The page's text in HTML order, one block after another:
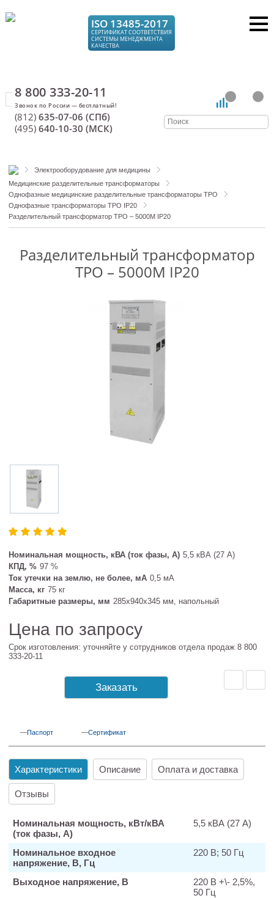
ISO 13485-2017
СЕРТИФИКАТ СООТВЕТСТВИЯ
СИСТЕМЫ МЕНЕДЖМЕНТА
КАЧЕСТВА
8 800 333-20-11
(812) 635-07-06 (СПб)
(495) 640-10-30 (МСК)
Электрооборудование для медицины
Медицинские разделительные трансформаторы
Однофазные медицинские разделительные трансформаторы ТРО
Однофазные трансформаторы ТРО IP20
Разделительный трансформатор ТРО – 5000М IP20
Разделительный трансформатор
ТРО – 5000М IP20
Номинальная мощность, кВА (ток фазы, А) 5,5 кВА (27 А)
КПД, % 97 %
Ток утечки на землю, не более, мА 0,5 мА
Масса, кг 75 кг
Габаритные размеры, мм 285х940х345 мм, напольный
Цена по запросу
Срок изготовления: уточняйте у сотрудников отдела продаж 8 800
333-20-11
Заказать
Паспорт Сертификат
Характеристики Описание Оплата и доставка
Отзывы
Номинальная мощность, кВт/кВА
(ток фазы, А)
5,5 кВА (27 А)
Номинальное входное
напряжение, В, Гц
220 В; 50 Гц
Выходное напряжение, В
220 В +\- 2,5%,
50 Гц